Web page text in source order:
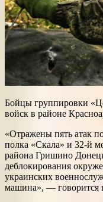
Бойцы группировки
войск в районе
«Отражены пять атак
полка «Скала» и 32-й
района Гришино
деблокирования
украинских
машина», — говорится